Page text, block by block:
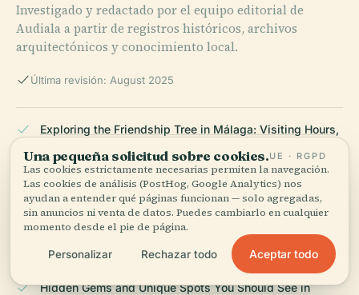
Investigado y redactado por el equipo editorial de
Audiala a partir de registros históricos, archivos
arquitectónicos y conocimiento local.
Última revisión: August 2025
Exploring the Friendship Tree in Málaga: Visiting Hours,
malagamalaga.com
Málaga Historical Overview, malagaweb.com
Hidden Gems and Unique Spots You Should See in
Una pequeña solicitud sobre cookies.UE · RGPD
Las cookies estrictamente necesarias permiten la navegación.
Las cookies de análisis (PostHog, Google Analytics) nos
ayudan a entender qué páginas funcionan — solo agregadas,
sin anuncios ni venta de datos. Puedes cambiarlo en cualquier
momento desde el pie de página.
Personalizar Rechazar todo Aceptar todo